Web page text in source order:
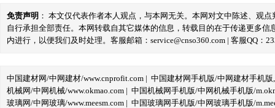
免责声明 ： 本文仅代表作者本人观点，与本网无关。本网对文中陈述、观
自行承担全部责任。本网转载自其它媒体的信息，转载目的在于传递更多
内进行，以便我们及时处理。客服邮箱：service@cnso360.com | 客服QQ：
中国建材网/中网建材/www.cnprofit.com | 中国建材网手机版/中网建材手机版
机械网/中网机械/www.okmao.com | 中国机械网手机版/中网机械手机版/
玻璃网/中网玻璃/www.meesm.com | 中国玻璃网手机版/中网玻璃手机版/